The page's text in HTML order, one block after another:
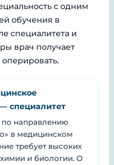
с одним
обучения в
специалитета и
врач получает
специалитет
по направлению
в медицинском
требует высоких
и биологии. О